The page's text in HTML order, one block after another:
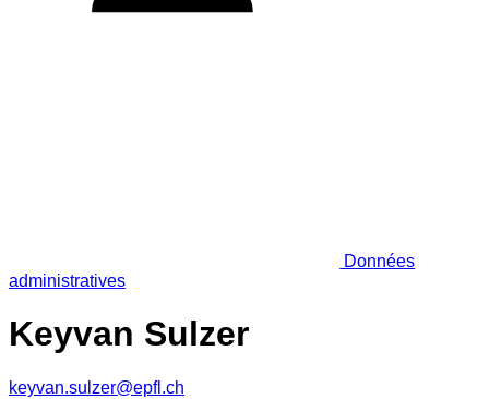
Données
administratives
Keyvan Sulzer
keyvan.sulzer@epfl.ch